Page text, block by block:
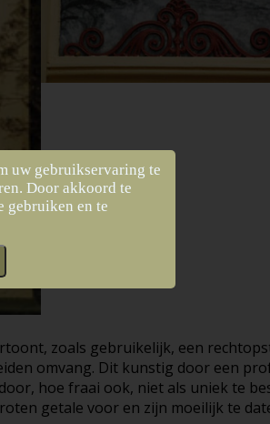
zoals gebruikelijk, een
omvang. Dit kunstig door een
hoe fraai ook, niet als uniek te
getale voor en zijn moeilijk te
uw gebruikservaring te
Door akkoord te
gebruiken en te